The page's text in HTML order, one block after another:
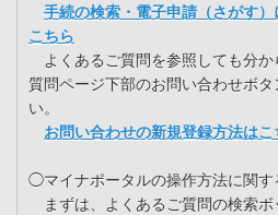
手続の検索・電子申請（さがす
こちら
よくあるご質問を参照しても分か
質問ページ下部のお問い合わせボ
い。
お問い合わせの新規登録方法はこ
◯マイナポータルの操作方法に関す
まずは、よくあるご質問の検索ボ